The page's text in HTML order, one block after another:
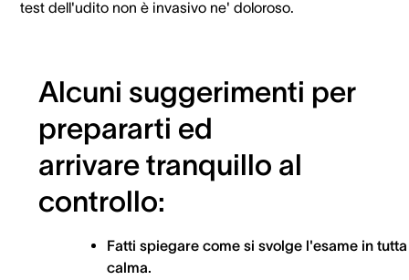
test dell'udito non è invasivo ne' doloroso.
Alcuni suggerimenti per
prepararti ed
arrivare tranquillo al
controllo:
Fatti spiegare come si svolge l'esame in tutta
calma.